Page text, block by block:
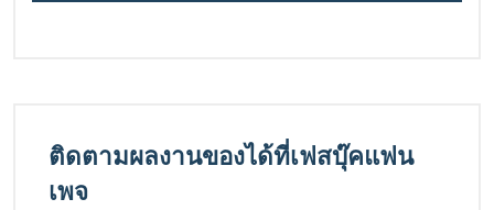
ติดตามผลงานของได้ที่เฟสบุ๊คแฟน
เพจ